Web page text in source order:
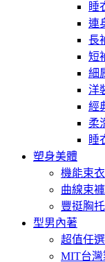
睡
連
長
短
細
洋
經
柔
睡
塑身美體
機能束衣
曲線束褲
豐挺胸托
型男內著
超值任選
MIT台灣